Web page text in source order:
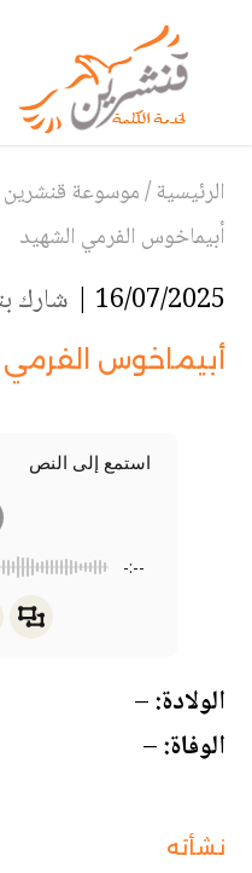
الرئيسية/موسوعة قنشرين
أبيماخوس الفرمي الشهيد
16/07/2025 | شارك
أبيماخوس
استمع إلى النص
-:--
الولادة:–
الوفاة:–
نشأته